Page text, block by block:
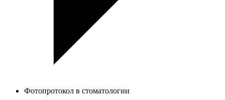
Фотопротокол в стоматологии